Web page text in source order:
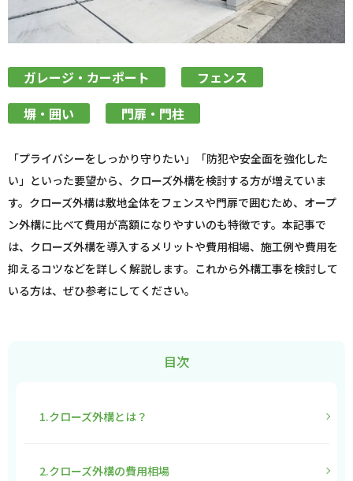
ガレージ・カーポート
フェンス
塀・囲い
門扉・門柱
「プライバシーをしっかり守りたい」「防犯や安全面を強化した
い」といった要望から、クローズ外構を検討する方が増えていま
す。クローズ外構は敷地全体をフェンスや門扉で囲むため、オープ
ン外構に比べて費用が高額になりやすいのも特徴です。本記事で
は、クローズ外構を導入するメリットや費用相場、施工例や費用を
抑えるコツなどを詳しく解説します。これから外構工事を検討して
いる方は、ぜひ参考にしてください。
目次
1.クローズ外構とは？
2.クローズ外構の費用相場